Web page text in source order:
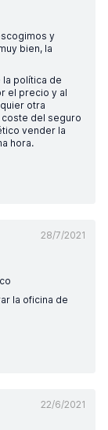
y
bien, la
la política de
el precio y al
otra
coste del seguro
vender la
hora.
28/7/2021
la oficina de
22/6/2021